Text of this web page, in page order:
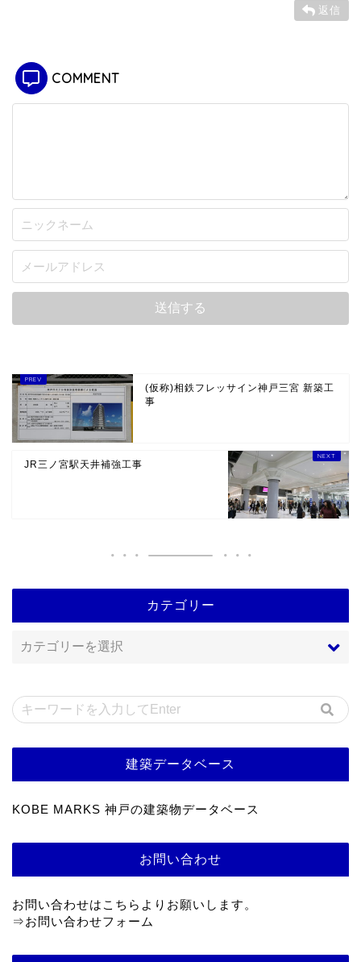
返信
COMMENT
(仮称)相鉄フレッサイン神戸三宮 新築工
事
JR三ノ宮駅天井補強工事
カテゴリー
建築データベース
KOBE MARKS 神戸の建築物データベース
お問い合わせ
お問い合わせはこちらよりお願いします。
⇒お問い合わせフォーム